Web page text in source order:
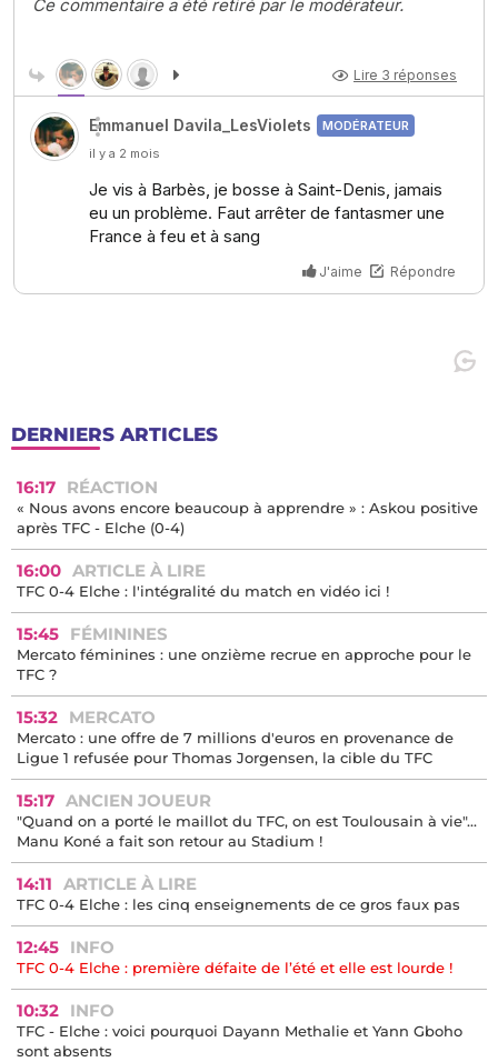
DERNIERS ARTICLES
16:17 RÉACTION
« Nous avons encore beaucoup à apprendre » : Askou positive
après TFC - Elche (0-4)
16:00 ARTICLE À LIRE
TFC 0-4 Elche : l'intégralité du match en vidéo ici !
15:45 FÉMININES
Mercato féminines : une onzième recrue en approche pour le
TFC ?
15:32 MERCATO
Mercato : une offre de 7 millions d'euros en provenance de
Ligue 1 refusée pour Thomas Jorgensen, la cible du TFC
15:17 ANCIEN JOUEUR
"Quand on a porté le maillot du TFC, on est Toulousain à vie"...
Manu Koné a fait son retour au Stadium !
14:11 ARTICLE À LIRE
TFC 0-4 Elche : les cinq enseignements de ce gros faux pas
12:45 INFO
TFC 0-4 Elche : première défaite de l’été et elle est lourde !
10:32 INFO
TFC - Elche : voici pourquoi Dayann Methalie et Yann Gboho
sont absents